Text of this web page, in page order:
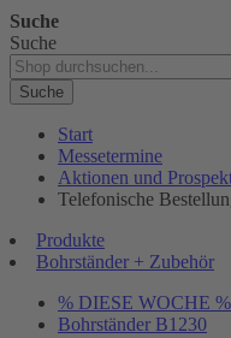
Suche
Suche
Suche
Start
Messetermine
Aktionen und
Telefonische
Produkte
Bohrständer + Zubehör
% DIESE WOCHE %
Bohrständer B1230